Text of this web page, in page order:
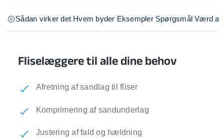
Sådan virker det Hvem byder Eksempler Spørgsmål Værd at
Fliselæggere til alle dine behov
Afretning af sandlag til fliser
Komprimering af sandunderlag
Justering af fald og hældning